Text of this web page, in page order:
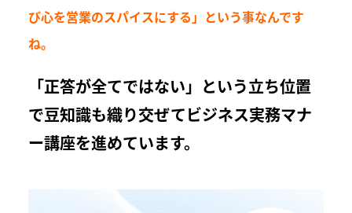
び心を営業のスパイスにする」という事なんです
ね。
「正答が全てではない」という立ち位置
で豆知識も織り交ぜてビジネス実務マナ
ー講座を進めています。